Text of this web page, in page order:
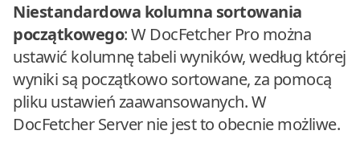
Niestandardowa kolumna sortowania
początkowego: W DocFetcher Pro można
ustawić kolumnę tabeli wyników, według której
wyniki są początkowo sortowane, za pomocą
pliku ustawień zaawansowanych. W
DocFetcher Server nie jest to obecnie możliwe.